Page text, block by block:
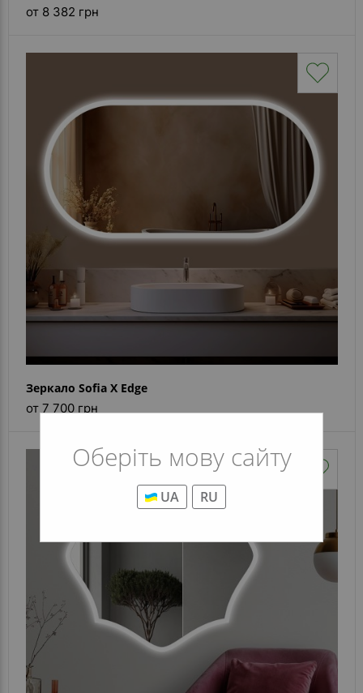
Оберіть мову сайту
UA RU
от 8 382 грн
Зеркало Sofia X Edge
от 7 700 грн